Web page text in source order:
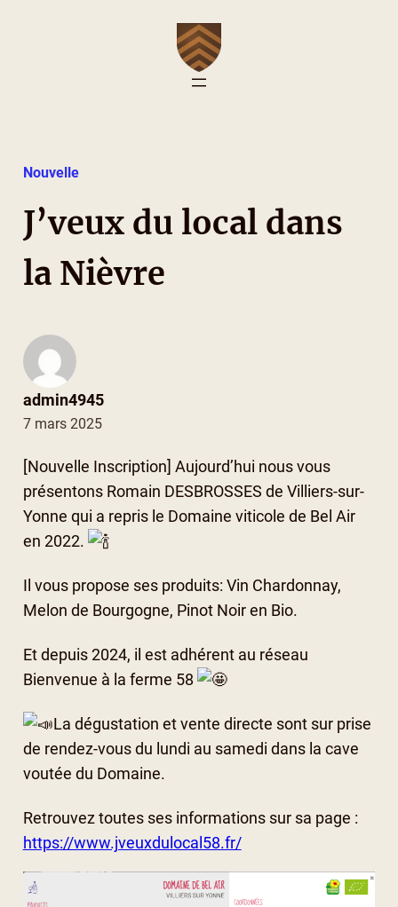
Nouvelle
J’veux du local dans
la Nièvre
admin4945
7 mars 2025
[Nouvelle Inscription] Aujourd’hui nous vous
présentons Romain DESBROSSES de Villiers-sur-
Yonne qui a repris le Domaine viticole de Bel Air
en 2022.
Il vous propose ses produits: Vin Chardonnay,
Melon de Bourgogne, Pinot Noir en Bio.
Et depuis 2024, il est adhérent au réseau
Bienvenue à la ferme 58
La dégustation et vente directe sont sur prise
de rendez-vous du lundi au samedi dans la cave
voutée du Domaine.
Retrouvez toutes ses informations sur sa page :
https://www.jveuxdulocal58.fr/